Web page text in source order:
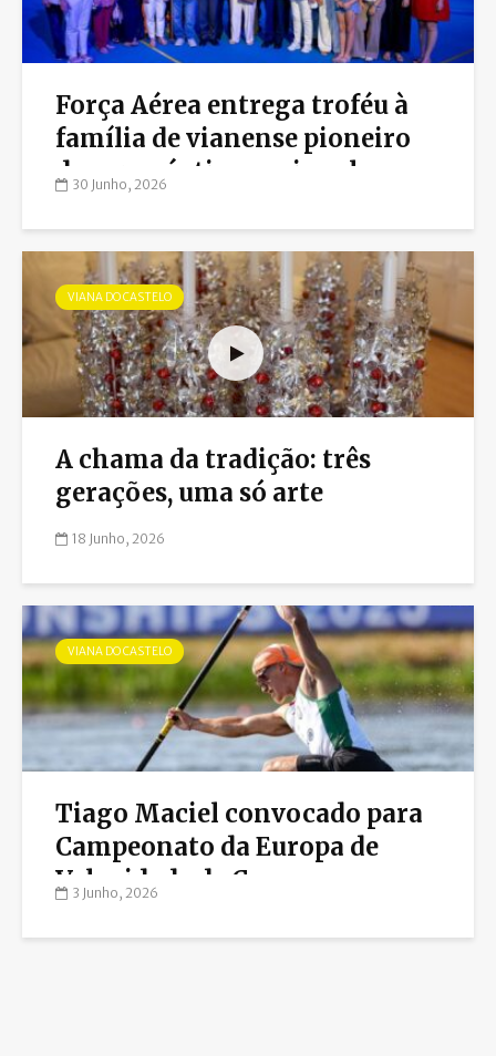
Força Aérea entrega troféu à
família de vianense pioneiro
da aeronáutica nacional
30 Junho, 2026
VIANA DO CASTELO
A chama da tradição: três
gerações, uma só arte
18 Junho, 2026
VIANA DO CASTELO
Tiago Maciel convocado para
Campeonato da Europa de
Velocidade de Canoagem
3 Junho, 2026